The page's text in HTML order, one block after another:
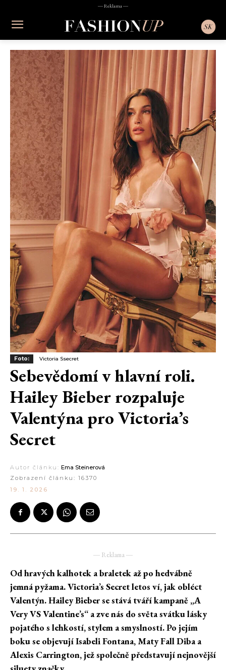
― Reklama ―
Foto: Victoria Ssecret
Sebevědomí v hlavní roli.
Hailey Bieber rozpaluje
Valentýna pro Victoria’s
Secret
Autor článku: Ema Steinerová
Zobrazení článku: 16370
19. 1. 2026
― Reklama ―
Od hravých kalhotek a braletek až po hedvábně
jemná pyžama. Victoria’s Secret letos ví, jak obléct
Valentýn. Hailey Bieber se stává tváří kampaně „A
Very VS Valentine’s“ a zve nás do světa svátku lásky
pojatého s lehkostí, stylem a smyslností. Po jejím
boku se objevují Isabeli Fontana, Maty Fall Diba a
Alexis Carrington, jež společně představují nejnovější